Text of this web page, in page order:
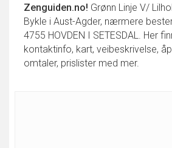
Zenguiden.no! Grønn Linje V/
Bykle i Aust-Agder, nærmere
4755 HOVDEN I SETESDAL. Her
kontaktinfo, kart, veibeskrivelse,
omtaler, prislister med mer.